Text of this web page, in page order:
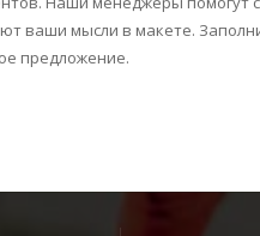
ваши мысли в макете.
предложение.